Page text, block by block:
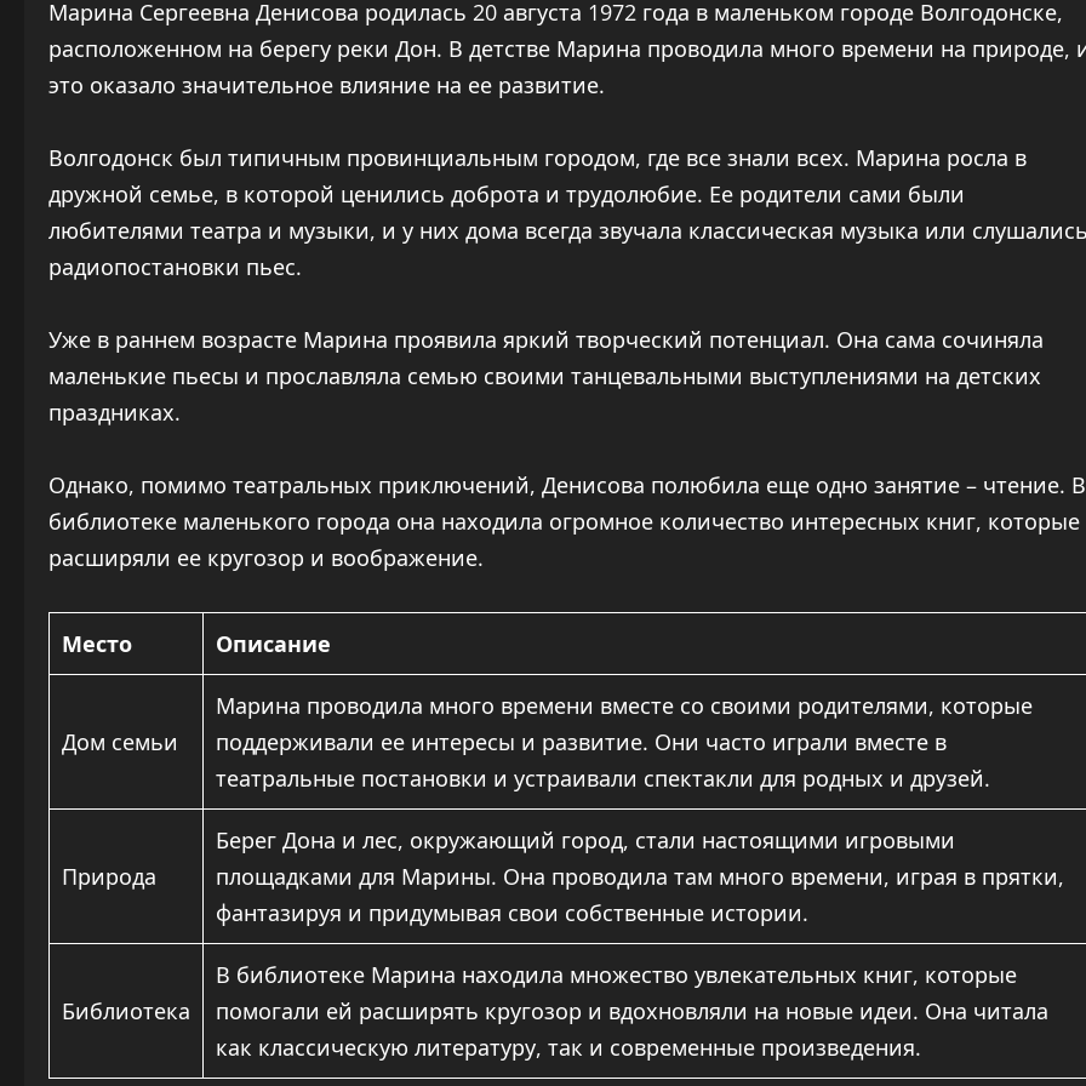
Марина Сергеевна Денисова родилась 20 августа 1972 года в маленьком городе Волгодонске,
расположенном на берегу реки Дон. В детстве Марина проводила много времени на природе,
это оказало значительное влияние на ее развитие.
Волгодонск был типичным провинциальным городом, где все знали всех. Марина росла в
дружной семье, в которой ценились доброта и трудолюбие. Ее родители сами были
любителями театра и музыки, и у них дома всегда звучала классическая музыка или
радиопостановки пьес.
Уже в раннем возрасте Марина проявила яркий творческий потенциал. Она сама сочиняла
маленькие пьесы и прославляла семью своими танцевальными выступлениями на детских
праздниках.
Однако, помимо театральных приключений, Денисова полюбила еще одно занятие – чтение. В
библиотеке маленького города она находила огромное количество интересных книг, которые
расширяли ее кругозор и воображение.
Место Описание
Дом семьи
Марина проводила много времени вместе со своими родителями, которые
поддерживали ее интересы и развитие. Они часто играли вместе в
театральные постановки и устраивали спектакли для родных и друзей.
Природа
Берег Дона и лес, окружающий город, стали настоящими игровыми
площадками для Марины. Она проводила там много времени, играя в прятки,
фантазируя и придумывая свои собственные истории.
Библиотека
В библиотеке Марина находила множество увлекательных книг, которые
помогали ей расширять кругозор и вдохновляли на новые идеи. Она читала
как классическую литературу, так и современные произведения.